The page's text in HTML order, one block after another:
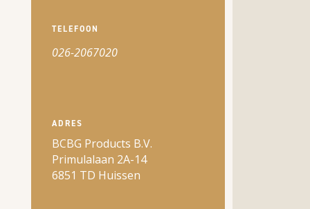
TELEFOON
026-2067020
ADRES
BCBG Products B.V.
Primulalaan 2A-14
6851 TD Huissen